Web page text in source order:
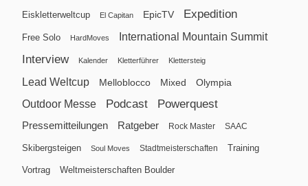
Eiskletterweltcup El Capitan EpicTV Expedition
Free Solo HardMoves International Mountain Summit
Interview Kalender Kletterführer Klettersteig
Lead Weltcup Melloblocco Mixed Olympia
Outdoor Messe Podcast Powerquest
Pressemitteilungen Ratgeber Rock Master SAAC
Skibergsteigen Soul Moves Stadtmeisterschaften Training
Vortrag Weltmeisterschaften Boulder